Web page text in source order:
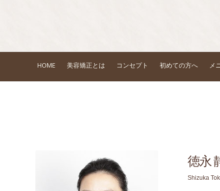
HOME 美容矯正とは コンセプト 初めての方へ メ
徳永
Shizuka